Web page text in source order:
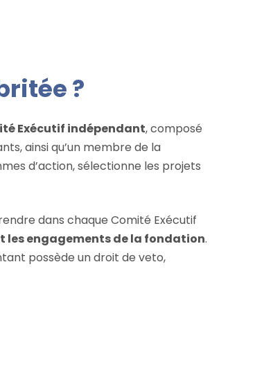
?
Exécutif indépendant, composé
ainsi qu’un membre de la
d’action, sélectionne les projets
dans chaque Comité Exécutif
les engagements de la fondation.
possède un droit de veto,